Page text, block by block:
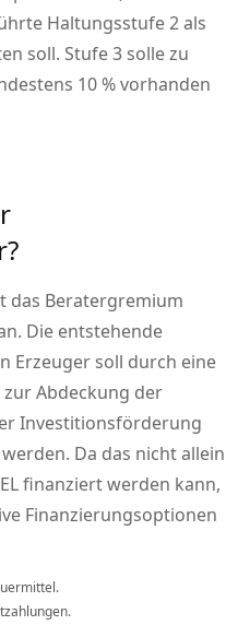
Haltungsstufe 2 als
soll. Stufe 3 solle zu
10 % vorhanden
das Beratergremium
Die entstehende
Erzeuger soll durch eine
Abdeckung der
Investitionsförderung
Da das nicht allein
finanziert werden kann,
Finanzierungsoptionen